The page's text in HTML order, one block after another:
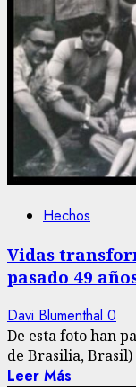
Hechos
Vidas
pasado 49
Davi Blumenthal 0
De esta foto han
de Brasilia, Brasil)
Leer Más